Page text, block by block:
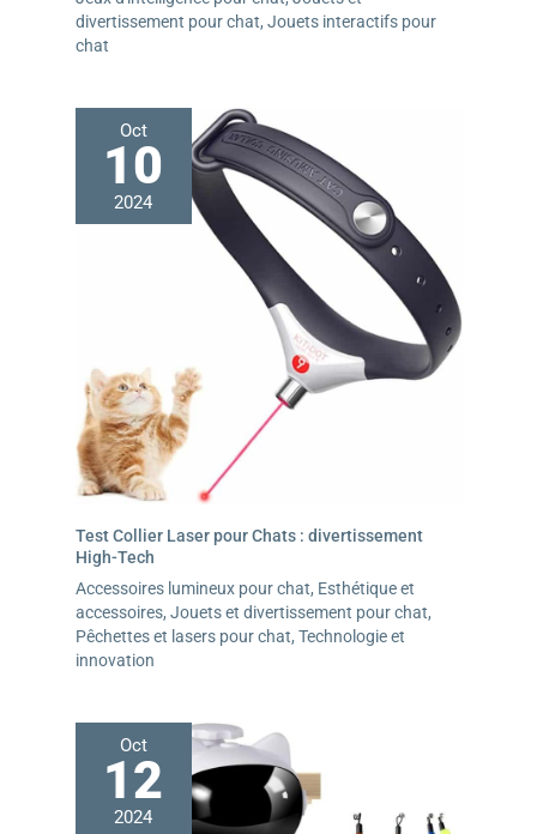
divertissement pour chat, Jouets interactifs pour
chat
Oct
10
2024
Test Collier Laser pour Chats : divertissement
High-Tech
Accessoires lumineux pour chat, Esthétique et
accessoires, Jouets et divertissement pour chat,
Pêchettes et lasers pour chat, Technologie et
innovation
Oct
12
2024